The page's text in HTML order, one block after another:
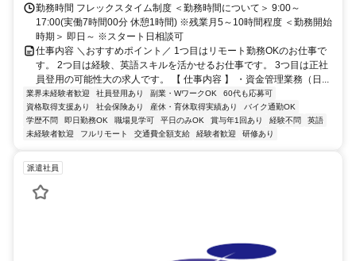
勤務時間 フレックスタイム制度 ＜勤務時間について＞ 9:00～
17:00(実働7時間00分 休憩1時間) ※残業月5～10時間程度 ＜勤務開始
時期＞ 即日～ ※スタート日相談可
仕事内容 ＼おすすめポイント／ 1つ目はリモート勤務OKのお仕事で
す。 2つ目は経験、英語スキルを活かせるお仕事です。 3つ目は正社
員登用の可能性大の求人です。 【 仕事内容 】 ・資金管理業務（日...
業界未経験者歓迎 社員登用あり 副業・WワークOK
60代も応募可
資格取得支援あり
社会保険あり 産休・育休取得実績あり
バイク通勤OK
学歴不問
即日勤務OK 職場見学可 平日のみOK 賞与年1回あり 経験不問
英語
未経験者歓迎
フルリモート 交通費全額支給 経験者歓迎 研修あり
派遣社員